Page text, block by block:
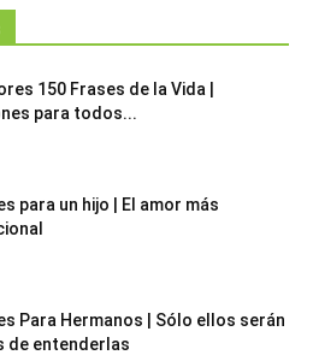
150 Frases de la Vida |
para todos...
para un hijo | El amor más
Para Hermanos | Sólo ellos serán
de entenderlas